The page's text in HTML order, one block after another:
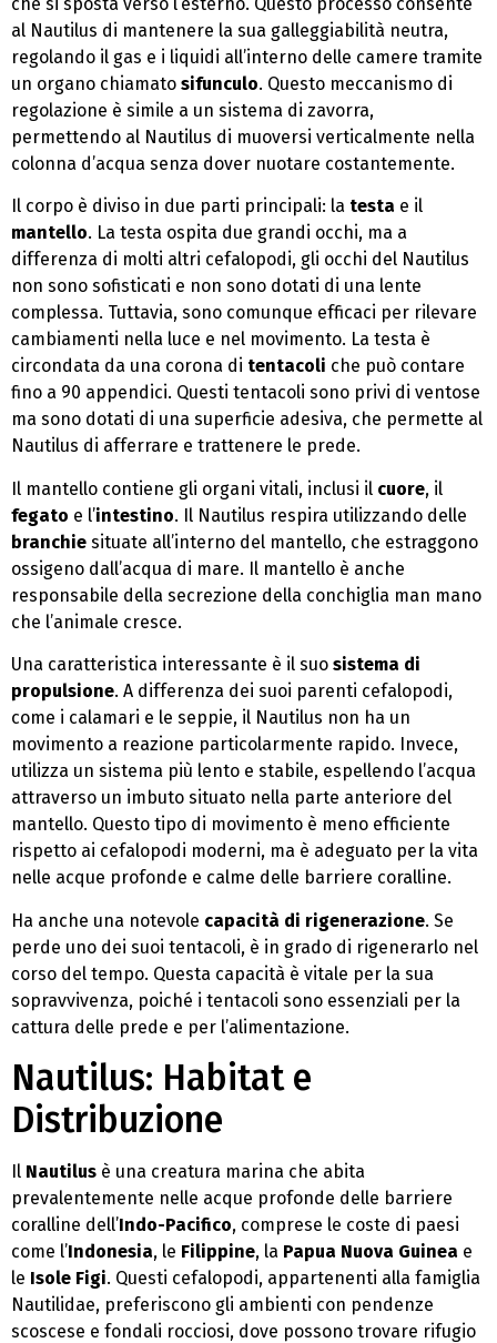
al Nautilus di mantenere la sua galleggiabilità neutra,
regolando il gas e i liquidi all’interno delle camere tramite
un organo chiamato sifunculo. Questo meccanismo di
regolazione è simile a un sistema di zavorra,
permettendo al Nautilus di muoversi verticalmente nella
colonna d’acqua senza dover nuotare costantemente.
Il corpo è diviso in due parti principali: la testa e il
mantello. La testa ospita due grandi occhi, ma a
differenza di molti altri cefalopodi, gli occhi del Nautilus
non sono sofisticati e non sono dotati di una lente
complessa. Tuttavia, sono comunque efficaci per rilevare
cambiamenti nella luce e nel movimento. La testa è
circondata da una corona di tentacoli che può contare
fino a 90 appendici. Questi tentacoli sono privi di ventose
ma sono dotati di una superficie adesiva, che permette al
Nautilus di afferrare e trattenere le prede.
Il mantello contiene gli organi vitali, inclusi il cuore, il
fegato e l’intestino. Il Nautilus respira utilizzando delle
branchie situate all’interno del mantello, che estraggono
ossigeno dall’acqua di mare. Il mantello è anche
responsabile della secrezione della conchiglia man mano
che l’animale cresce.
Una caratteristica interessante è il suo sistema di
propulsione. A differenza dei suoi parenti cefalopodi,
come i calamari e le seppie, il Nautilus non ha un
movimento a reazione particolarmente rapido. Invece,
utilizza un sistema più lento e stabile, espellendo l’acqua
attraverso un imbuto situato nella parte anteriore del
mantello. Questo tipo di movimento è meno efficiente
rispetto ai cefalopodi moderni, ma è adeguato per la vita
nelle acque profonde e calme delle barriere coralline.
Ha anche una notevole capacità di rigenerazione. Se
perde uno dei suoi tentacoli, è in grado di rigenerarlo nel
corso del tempo. Questa capacità è vitale per la sua
sopravvivenza, poiché i tentacoli sono essenziali per la
cattura delle prede e per l’alimentazione.
Nautilus: Habitat e
Distribuzione
Il Nautilus è una creatura marina che abita
prevalentemente nelle acque profonde delle barriere
coralline dell’Indo-Pacifico, comprese le coste di paesi
come l’Indonesia, le Filippine, la Papua Nuova Guinea e
le Isole Figi. Questi cefalopodi, appartenenti alla famiglia
Nautilidae, preferiscono gli ambienti con pendenze
scoscese e fondali rocciosi, dove possono trovare rifugio